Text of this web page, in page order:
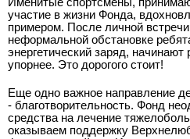
участие в жизни Фонда,
примером. После личной
неформальной обстановке
энергетический заряд,
упорнее. Это дорогого стоит!
Еще одно важное направление
- благотворительность. Фонд
средства на лечение
оказываем поддержку